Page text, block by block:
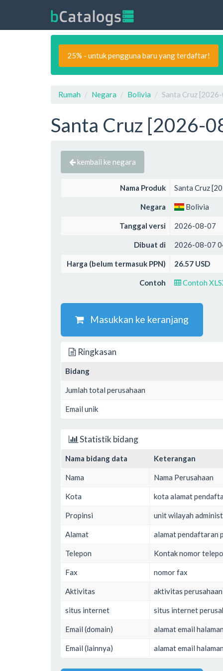
25% - untuk pengguna baru yang terdaftar!
Rumah Negara Bolivia Santa Cruz
Santa Cruz [2026-
kembali ke negara
Nama Produk Santa Cruz
Negara Bolivia
Tanggal versi 2026-08-07
Dibuat di 2026-08-07
Harga (belum termasuk PPN) 26.57 USD
Contoh Contoh
Masukkan ke keranjang
Ringkasan
Bidang
Jumlah total perusahaan
Email unik
Statistik bidang
Nama bidang data Keterangan
Nama Nama Perusahaan
Kota kota alamat
Propinsi unit wilayah
Alamat alamat pendaftaran
Telepon Kontak nomor
Fax nomor fax
Aktivitas aktivitas perusahaan
situs internet situs internet
Email (domain) alamat email
Email (lainnya) alamat email